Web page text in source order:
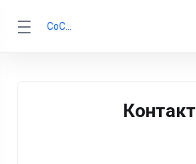
CoCCA
Контакт